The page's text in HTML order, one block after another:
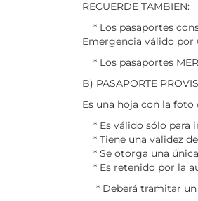
RECUERDE TAMBIEN:
* Los pasaportes
Emergencia válido por
* Los pasaportes
B) PASAPORTE
Es una hoja con la foto
* Es válido sólo para
* Tiene una validez
* Se otorga una
* Es retenido por la
* Deberá tramitar un